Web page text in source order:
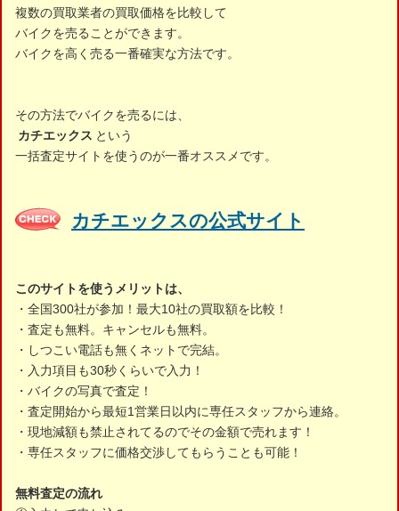
複数の買取業者の買取価格を比較して
バイクを売ることができます。
バイクを高く売る一番確実な方法です。
その方法でバイクを売るには、
カチエックス という
一括査定サイトを使うのが一番オススメです。
カチエックスの公式サイト
このサイトを使うメリットは、
・全国300社が参加！最大10社の買取額を比較！
・査定も無料。キャンセルも無料。
・しつこい電話も無くネットで完結。
・入力項目も30秒くらいで入力！
・バイクの写真で査定！
・査定開始から最短1営業日以内に専任スタッフから連絡。
・現地減額も禁止されてるのでその金額で売れます！
・専任スタッフに価格交渉してもらうことも可能！
無料査定の流れ